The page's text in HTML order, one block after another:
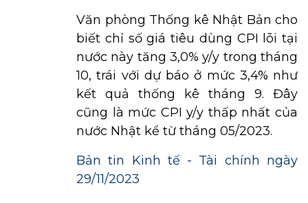
Văn phòng Thống kê Nhật Bản cho
biết chỉ số giá tiêu dùng CPI lõi tại
nước này tăng 3,0% y/y trong tháng
10, trái với dự báo ở mức 3,4% như
kết quả thống kê tháng 9. Đây
cũng là mức CPI y/y thấp nhất của
nước Nhật kể từ tháng 05/2023.
Bản tin Kinh tế - Tài chính ngày
29/11/2023